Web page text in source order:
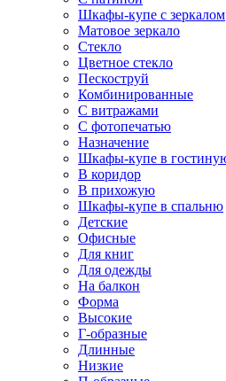
Шкафы-купе с зеркалом
Матовое зеркало
Стекло
Цветное стекло
Пескоструй
Комбинированные
С витражами
С фотопечатью
Назначение
Шкафы-купе в
В коридор
В прихожую
Шкафы-купе в спальню
Детские
Офисные
Для книг
Для одежды
На балкон
Форма
Высокие
Г-образные
Длинные
Низкие